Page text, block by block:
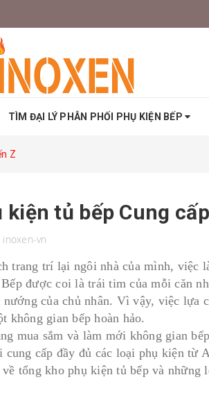
TÌM ĐẠI LÝ PHÂN PHỐI PHỤ KIỆN BẾP
Z
tủ bếp Cung
inoxen-vn
trang trí lại ngôi nhà của mình, việc
được coi là trái tim của mỗi căn
của chủ nhân. Vì vậy, việc lựa
không gian bếp hoàn hảo.
mua sắm và làm mới không gian
cấp đầy đủ các loại phụ kiện từ
tổng kho phụ kiện tủ bếp và